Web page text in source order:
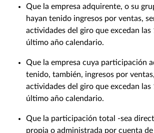
Que la empresa adquirente, o su
hayan tenido ingresos por ventas,
actividades del giro que excedan las
último año calendario.
Que la empresa cuya participación
tenido, también, ingresos por
actividades del giro que excedan las
último año calendario.
Que la participación total -sea
propia o administrada por cuenta de